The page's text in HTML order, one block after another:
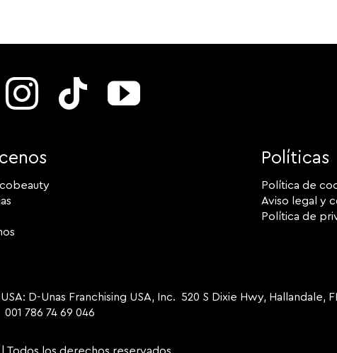
Políticas
Política de
Aviso legal y
Política de
Unas Franchising USA, Inc. 520 S Dixie Hwy, Hallandale,
001 786 74 69 046
| Todos los derechos reservados